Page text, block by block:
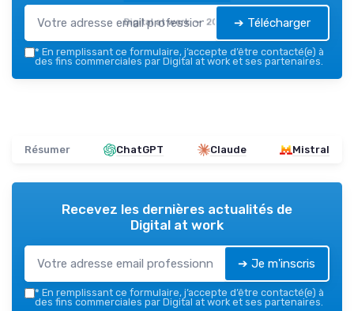
Digital at work — 2026 ➔ Télécharger
* En remplissant ce formulaire, j’accepte d’être contacté(e) à
des fins commerciales par Digital at work et ses partenaires.
Résumer ChatGPT Claude Mistral
Recevez les dernières actualités de
Digital at work
➔ Je m'inscris
* En remplissant ce formulaire, j’accepte d’être contacté(e) à
des fins commerciales par Digital at work et ses partenaires.